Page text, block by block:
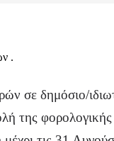
.
σε δημόσιο/
της